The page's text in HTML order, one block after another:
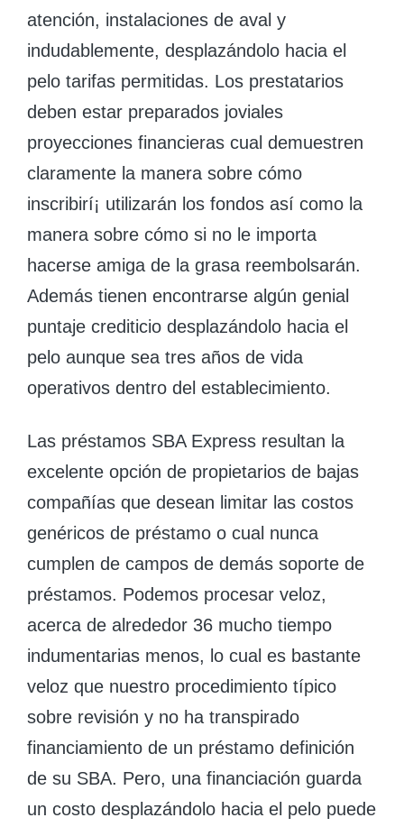
atención, instalaciones de aval y
indudablemente, desplazándolo hacia el
pelo tarifas permitidas. Los prestatarios
deben estar preparados joviales
proyecciones financieras cual demuestren
claramente la manera sobre cómo
inscribirí¡ utilizarán los fondos así­ como la
manera sobre cómo si no le importa
hacerse amiga de la grasa reembolsarán.
Además tienen encontrarse algún genial
puntaje crediticio desplazándolo hacia el
pelo aunque sea tres años de vida
operativos dentro del establecimiento.
Las préstamos SBA Express resultan la
excelente opción de propietarios de bajas
compañías que desean limitar las costos
genéricos de préstamo o cual nunca
cumplen de campos de demás soporte de
préstamos. Podemos procesar veloz,
acerca de alrededor 36 mucho tiempo
indumentarias menos, lo cual es bastante
veloz que nuestro procedimiento típico
sobre revisión y no ha transpirado
financiamiento de un préstamo definición
de su SBA. Pero, una financiación guarda
un costo desplazándolo hacia el pelo puede